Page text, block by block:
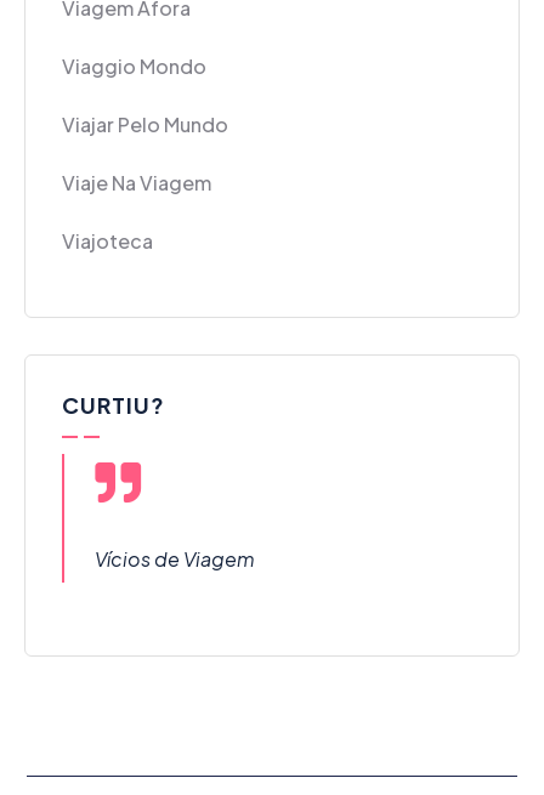
Viagem Afora
Viaggio Mondo
Viajar Pelo Mundo
Viaje Na Viagem
Viajoteca
CURTIU?
Vícios de Viagem